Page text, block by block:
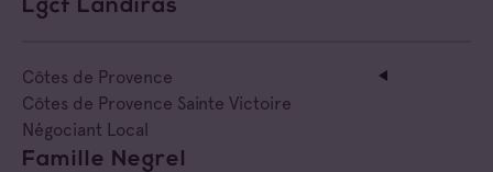
Lgcf Landiras
Côtes de Provence
Côtes de Provence Sainte Victoire
Négociant Local
Famille Negrel